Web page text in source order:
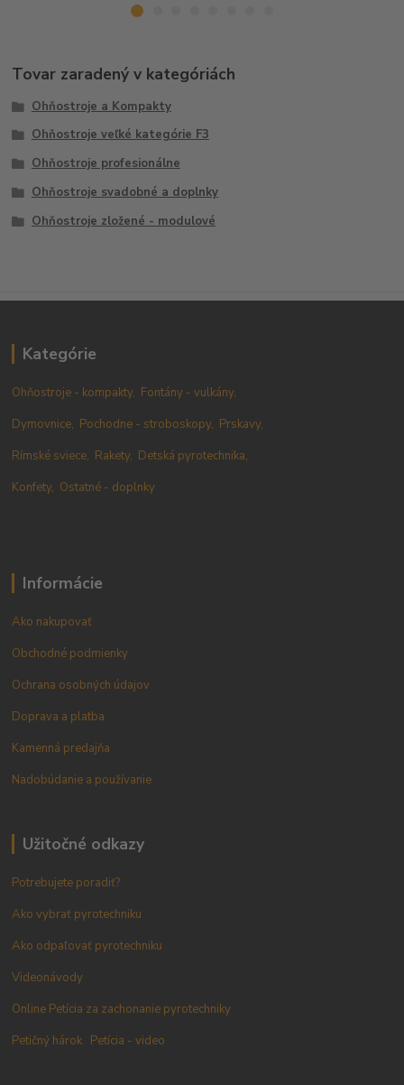
Tovar zaradený v kategóriách
Ohňostroje a Kompakty
Ohňostroje veľké kategórie F3
Ohňostroje profesionálne
Ohňostroje svadobné a doplnky
Ohňostroje zložené - modulové
Kategórie
Ohňostroje - kompakty, Fontány - vulkány,
Dymovnice, Pochodne - stroboskopy, Prskavy,
Rímské sviece, Rakety, Detská pyrotechnika,
Konfety, Ostatné - doplnky
Informácie
Ako nakupovať
Obchodné podmienky
Ochrana osobných údajov
Doprava a platba
Kamenná predajňa
Nadobúdanie a používanie
Užitočné odkazy
Potrebujete poradiť?
Ako vybrať pyrotechniku
Ako odpaľovať pyrotechniku
Videonávody
Online Petícia za zachonanie pyrotechniky
Petičný hárok Petícia - video